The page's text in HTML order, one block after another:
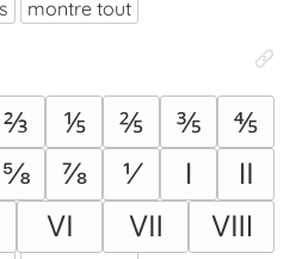
montre tout
⅔ ⅕ ⅖ ⅗
⅘
⅝ ⅞ ⅟ Ⅰ
Ⅱ
Ⅵ Ⅶ Ⅷ